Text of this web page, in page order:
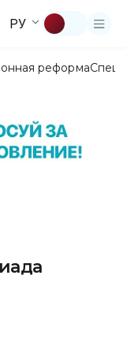
РУ
реформа